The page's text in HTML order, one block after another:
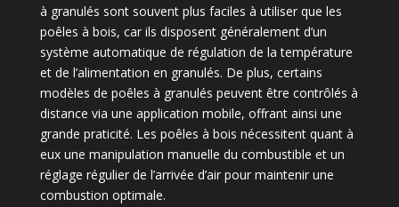
à granulés sont souvent plus faciles à utiliser que les
poêles à bois, car ils disposent généralement d’un
système automatique de régulation de la température
et de l’alimentation en granulés. De plus, certains
modèles de poêles à granulés peuvent être contrôlés à
distance via une application mobile, offrant ainsi une
grande praticité. Les poêles à bois nécessitent quant à
eux une manipulation manuelle du combustible et un
réglage régulier de l’arrivée d’air pour maintenir une
combustion optimale.